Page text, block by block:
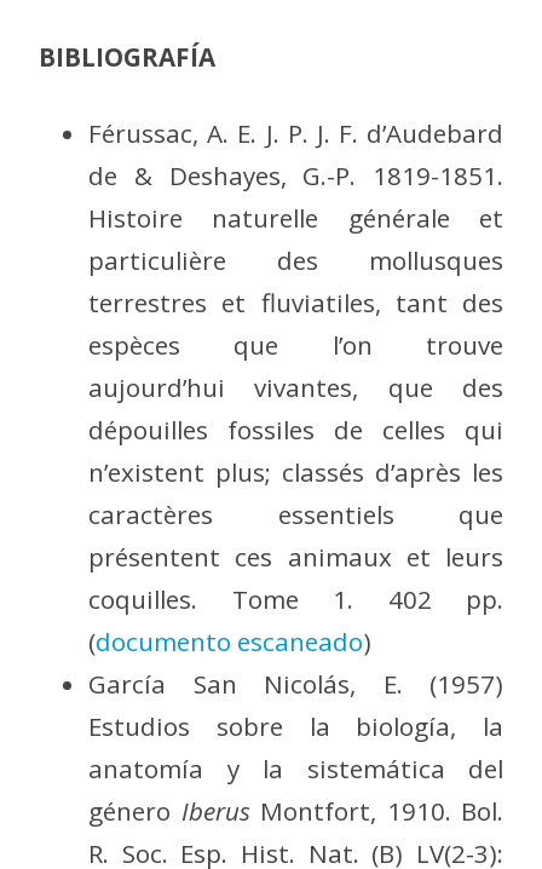
BIBLIOGRAFÍA
Férussac, A. E. J. P. J. F. d’Audebard
de & Deshayes, G.-P. 1819-1851.
Histoire naturelle générale et
particulière des mollusques
terrestres et fluviatiles, tant des
espèces que l’on trouve
aujourd’hui vivantes, que des
dépouilles fossiles de celles qui
n’existent plus; classés d’après les
caractères essentiels que
présentent ces animaux et leurs
coquilles. Tome 1. 402 pp.
(documento escaneado)
García San Nicolás, E. (1957)
Estudios sobre la biología, la
anatomía y la sistemática del
género IberusMontfort, 1910. Bol.
R. Soc. Esp. Hist. Nat. (B) LV(2-3):